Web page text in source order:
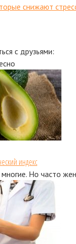
снижают
с друзьями:
индекс
Но часто